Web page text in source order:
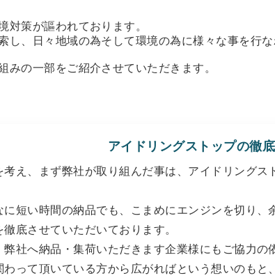
対策が謳われております。
し、日々地域の為そして環境の為に様々な事を行な
みの一部をご紹介させていただきます。
アイドリングストップの徹底
考え、まず弊社が取り組んだ事は、アイドリングス
に短い時間の納品でも、こまめにエンジンを切り、
徹底させていただいております。
弊社へ納品・集荷いただきます企業様にもご協力の
わって頂いている方から広がればという想いのもと